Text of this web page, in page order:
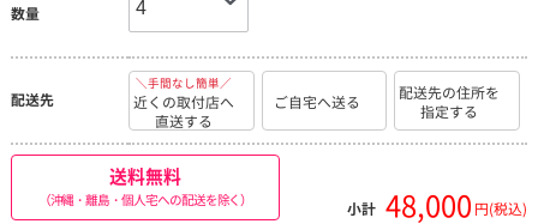
数量
配送先
＼手間なし簡単／
近くの取付店へ
直送する
ご自宅へ送る
配送先の住所を
指定する
送料無料
（沖縄・離島・個人宅への配送を除く） 小計 48,000 円(税込)